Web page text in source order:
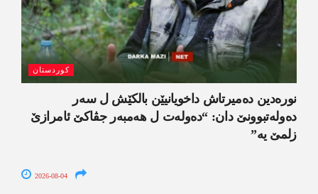
کوردستان
نورەدین دەمیرتاش داخویانیێن بالکێش ل سەر
دەولەتبوونێ دان: “دەولەت ل ھەمبەر جڤاکێ ئامرازێ
زلمێ یە”
2026-08-04